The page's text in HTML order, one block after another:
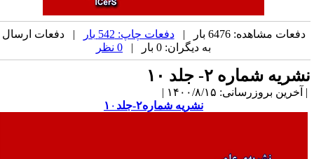
دفعات مشاهده: 6476 بار | دفعات چاپ: 542 بار
| دفعات ارسال
به دیگران: 0 بار |
شماره ۲- جلد ۱۰
بروزرسانی: ۱۴۰۰/۸/۱۵ |
نشریه شماره۲-جلد۱
۰